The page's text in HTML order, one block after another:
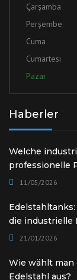
Çarşamba
Perşembe
Cuma
Cumartesi
Pazar
Haberler
Welche
professionelle
11/05/2026
die industrielle
21/01/2026
Wie wählt man
Edelstahl aus?